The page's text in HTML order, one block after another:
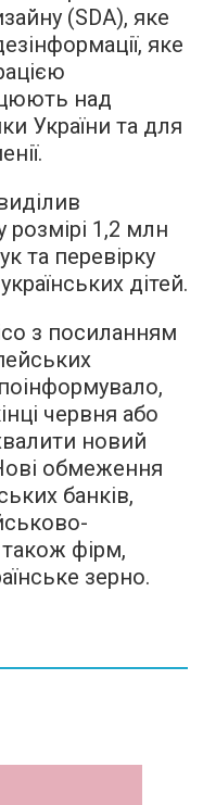
(SDA), яке
яке
над
України та для
розмірі 1,2 млн
та перевірку
дітей.
з посиланням
червня або
новий
обмеження
банків,
фірм,
зерно.